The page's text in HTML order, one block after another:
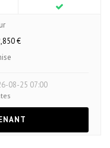
€
08-25 07:00